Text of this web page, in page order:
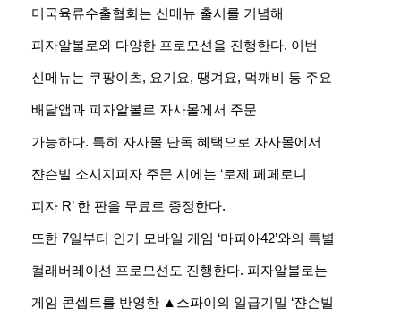
미국육류수출협회는 신메뉴 출시를 기념해
피자알볼로와 다양한 프로모션을 진행한다. 이번
신메뉴는 쿠팡이츠, 요기요, 땡겨요, 먹깨비 등 주요
배달앱과 피자알볼로 자사몰에서 주문
가능하다. 특히 자사몰 단독 혜택으로 자사몰에서
쟌슨빌 소시지피자 주문 시에는 ‘로제 페페로니
피자 R’ 한 판을 무료로 증정한다.
또한 7일부터 인기 모바일 게임 ‘마피아42’와의 특별
컬래버레이션 프로모션도 진행한다. 피자알볼로는
게임 콘셉트를 반영한 ▲스파이의 일급기밀 ‘쟌슨빌